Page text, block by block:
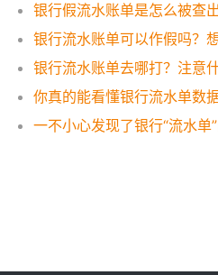
银行假流水账单是怎么被查
你真的能看懂银行流水单数据
一不小心发现了银行“流水单